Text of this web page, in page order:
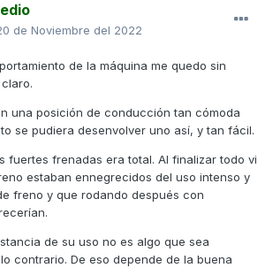
de Noviembre del 2022
de la máquina me quedo sin
una posición de conducción tan cómoda
se pudiera desenvolver uno así, y tan fácil.
fuertes frenadas era total. Al finalizar todo vi
estaban ennegrecidos del uso intenso y
freno y que rodando después con
de su uso no es algo que sea
contrario. De eso depende de la buena